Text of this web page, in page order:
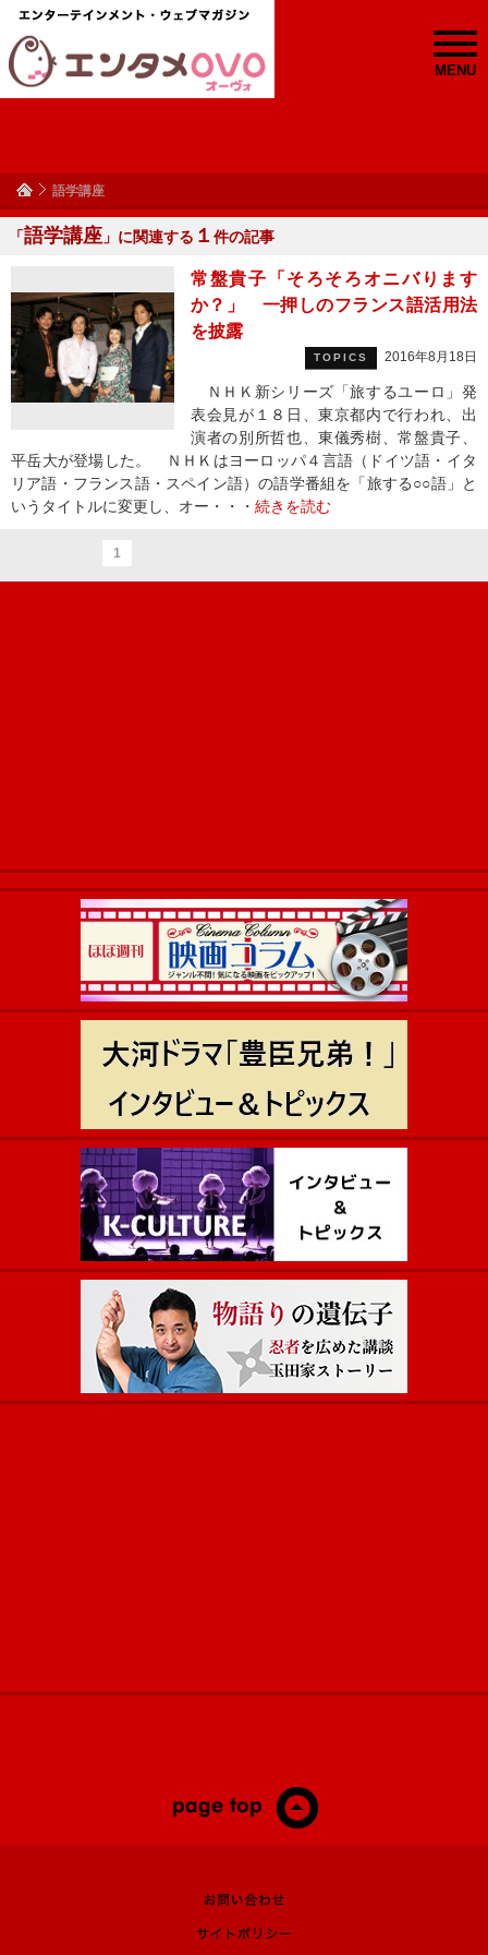
MENU
語学講座
「語学講座 」に関連する １ 件の記事
常盤貴子「そろそろオニバります
か？」 一押しのフランス語活用法
を披露
TOPICS 2016年8月18日
ＮＨＫ新シリーズ「旅するユーロ」発
表会見が１８日、東京都内で行われ、出
演者の別所哲也、東儀秀樹、常盤貴子、
平岳大が登場した。 ＮＨＫはヨーロッパ４言語（ドイツ語・イタ
リア語・フランス語・スペイン語）の語学番組を「旅する○○語」と
いうタイトルに変更し、オー・・・ 続きを読む
1